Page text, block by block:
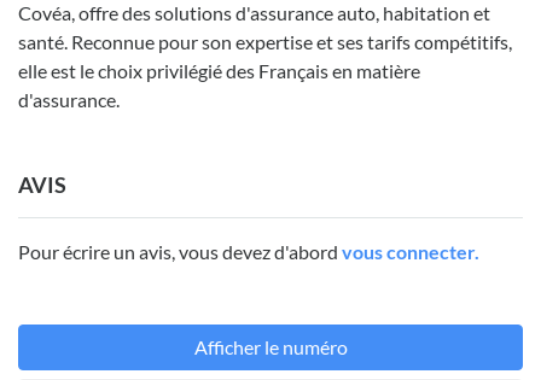
Covéa, offre des solutions d'assurance auto, habitation et
santé. Reconnue pour son expertise et ses tarifs compétitifs,
elle est le choix privilégié des Français en matière
d'assurance.
AVIS
Pour écrire un avis, vous devez d'abord vous connecter.
Afficher le numéro